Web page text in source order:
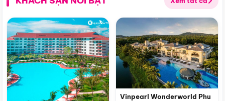
Vinpearl Wonderworld Phu